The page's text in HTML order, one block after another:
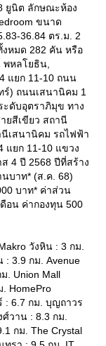
ยูนิต ลักษณะห้อง
ขนาด
36.84 ตร.ม. 2
งหมด 282 คัน หรือ
หลโยธิน,
แยก 11-10 ถนน
) ถนนเสนานิคม 1
ดับอุตราภิมุข ทาง
ยสีเขียว สถานี
นีเสนานิคม รถไฟฟ้า
แยก 11-10 แขวง
4 ปี 2568 ปีที่สร้าง
นบาท* (ส.ค. 68)
บาท* ค่าส่วน
อน ค่ากองทุน 500
วังหิน : 3 กม.
: 3.9 กม. Avenue
. Union Mall
HomePro
: 6.7 กม. บุญถาวร
วาน : 8.3 กม.
กม. The Crystal